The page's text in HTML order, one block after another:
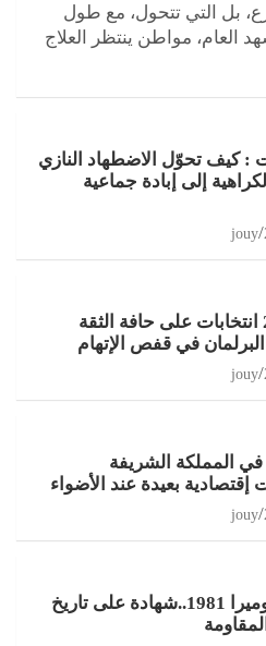
بل التي تتحول، مع طول
العام، مواطن ينتظر العلاج
: كيف تحوّل الاضطهاد النازي
إلى إبادة جماعية
jouy
مغرب 2026 انتخابات على حافة الثقة
في قفص الإتهام
jouy
في المملكة الشريفة
إقتصادية بعيدة عند الأضواء
jouy
انتفاضة الكوميرا 1981..شهادة على تاريخ